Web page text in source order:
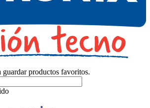
guardar productos favoritos.